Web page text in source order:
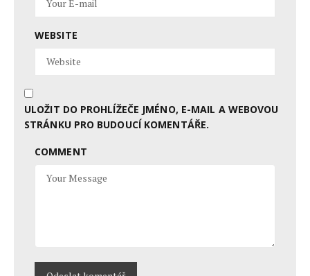
WEBSITE
ULOŽIT DO PROHLÍŽEČE JMÉNO, E-MAIL A WEBOVOU
STRÁNKU PRO BUDOUCÍ KOMENTÁŘE.
COMMENT